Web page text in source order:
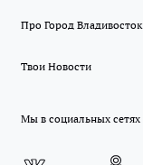
Про Город Владивосток
Твои Новости
Мы в социальных сетях